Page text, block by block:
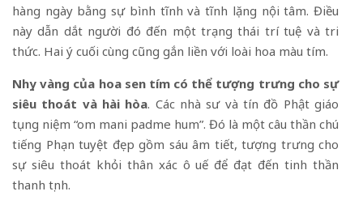
hàng ngày bằng sự bình tĩnh và tĩnh lặng nội tâm. Điều
này dẫn dắt người đó đến một trạng thái trí tuệ và tri
thức. Hai ý cuối cùng cũng gắn liền với loài hoa màu tím.
Nhụy vàng của hoa sen tím có thể tượng trưng cho sự
siêu thoát và hài hòa. Các nhà sư và tín đồ Phật giáo
tụng niệm “om mani padme hum”. Đó là một câu thần chú
tiếng Phạn tuyệt đẹp gồm sáu âm tiết, tượng trưng cho
sự siêu thoát khỏi thân xác ô uế để đạt đến tinh thần
thanh tịnh.